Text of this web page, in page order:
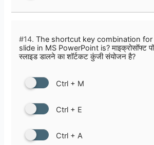
#14. The shortcut key combination
slide in MS PowerPoint is? माइक्रोसॉफ्ट
स्लाइड डालने का शॉर्टकट कुंजी संयोजन है?
Ctrl + M
Ctrl + E
Ctrl + A